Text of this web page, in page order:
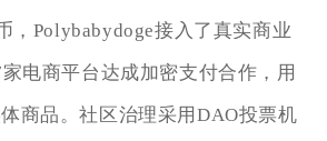
，Polybabydoge接入了真实商业
电商平台达成加密支付合作，用
商品。社区治理采用DAO投票机